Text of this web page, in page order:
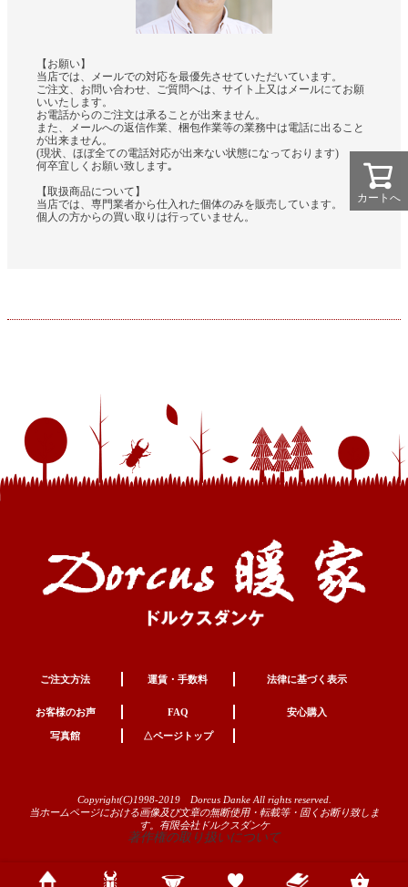
【お願い】
当店では、メールでの対応を最優先させていただいています。
ご注文、お問い合わせ、ご質問へは、サイト上又はメールにてお願
いいたします。
お電話からのご注文は承ることが出来ません。
また、メールへの返信作業、梱包作業等の業務中は電話に出ること
が出来ません。
(現状、ほぼ全ての電話対応が出来ない状態になっております)
何卒宜しくお願い致します｡
【取扱商品について】
当店では、専門業者から仕入れた個体のみを販売しています。
個人の方からの買い取りは行っていません。
ご注文方法 運賃・手数料 法律に基づく表示
お客様のお声 FAQ 安心購入
写真館 △ページトップ
Copyright(C)1998-2019 Dorcus Danke All rights reserved.
当ホームページにおける画像及び文章の無断使用・転載等・固くお断り致しま
す。有限会社ドルクスダンケ
著作権の取り扱いについて
カートへ